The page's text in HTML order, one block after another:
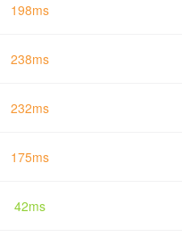
198ms
238ms
232ms
175ms
42ms